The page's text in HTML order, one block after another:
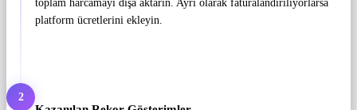
toplam harcamayı dışa aktarın. Ayrı olarak faturalandırılıyorlarsa
platform ücretlerini ekleyin.
2